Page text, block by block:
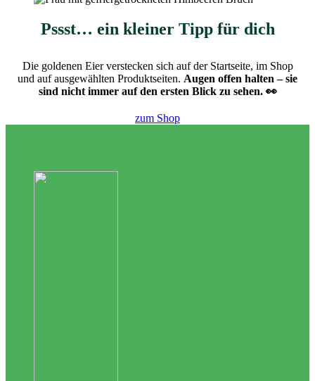
Pssst… ein kleiner Tipp für dich
Die goldenen Eier verstecken sich auf der Startseite, im Shop
und auf ausgewählten Produktseiten. Augen offen halten – sie
sind nicht immer auf den ersten Blick zu sehen. 👀
zum Shop